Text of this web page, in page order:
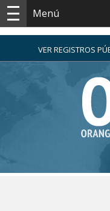
Menú
VER REGISTROS